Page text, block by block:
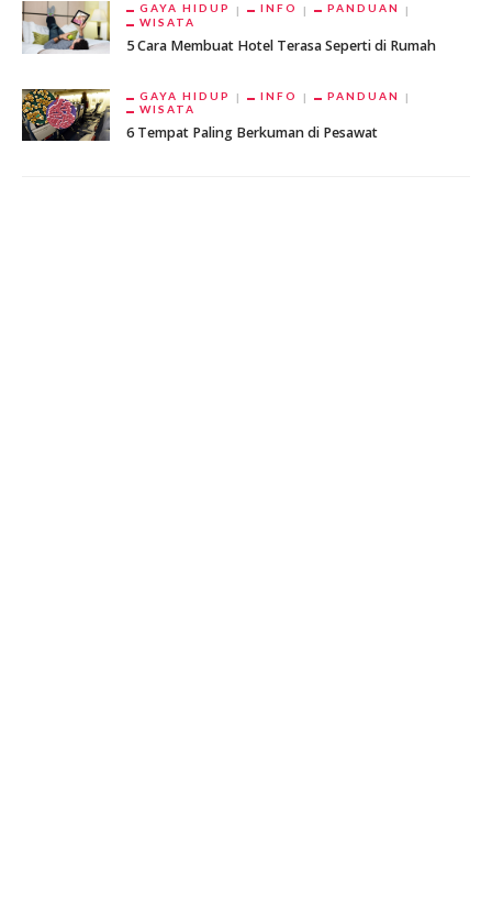
GAYA HIDUP INFO
PANDUAN
WISATA
5 Cara Membuat Hotel Terasa Seperti di Rumah
GAYA HIDUP INFO
PANDUAN
WISATA
6 Tempat Paling Berkuman di Pesawat